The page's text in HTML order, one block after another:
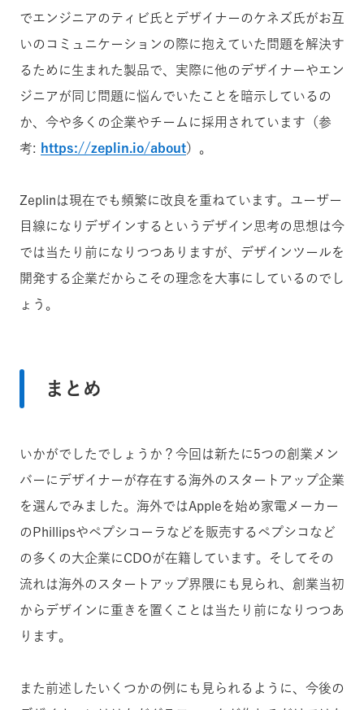
でエンジニアのティビ氏とデザイナーのケネズ氏がお互
いのコミュニケーションの際に抱えていた問題を解決す
るために生まれた製品で、実際に他のデザイナーやエン
ジニアが同じ問題に悩んでいたことを暗示しているの
か、今や多くの企業やチームに採用されています（参
考: https://zeplin.io/about）。
Zeplinは現在でも頻繁に改良を重ねています。ユーザー
目線になりデザインするというデザイン思考の思想は今
では当たり前になりつつありますが、デザインツールを
開発する企業だからこその理念を大事にしているのでし
ょう。
まとめ
いかがでしたでしょうか？今回は新たに5つの創業メン
バーにデザイナーが存在する海外のスタートアップ企業
を選んでみました。海外ではAppleを始め家電メーカー
のPhillipsやペプシコーラなどを販売するペプシコなど
の多くの大企業にCDOが在籍しています。そしてその
流れは海外のスタートアップ界隈にも見られ、創業当初
からデザインに重きを置くことは当たり前になりつつあ
ります。
また前述したいくつかの例にも見られるように、今後の